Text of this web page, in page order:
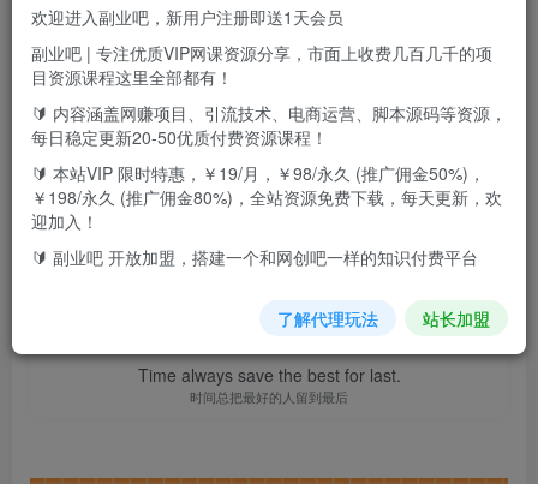
此内容为付费资源，请付费后查看
F币 9.9
高级代理免费 顶级代理免费
立即购买
您当前未登录！建议登陆后购买，可保存购买订单
付费资源
Time always save the best for last.
时间总把最好的人留到最后
欢迎进入副业吧，新用户注册即送1天会员
副业吧 | 专注优质VIP网课资源分享，市面上收费几百几千的项
目资源课程这里全部都有！
🔰 内容涵盖网赚项目、引流技术、电商运营、脚本源码等资源，
每日稳定更新20-50优质付费资源课程！
🔰 本站VIP 限时特惠，￥19/月，￥98/永久 (推广佣金50%)，
￥198/永久 (推广佣金80%)，全站资源免费下载，每天更新，欢
迎加入！
🔰 副业吧 开放加盟，搭建一个和网创吧一样的知识付费平台
了解代理玩法 站长加盟